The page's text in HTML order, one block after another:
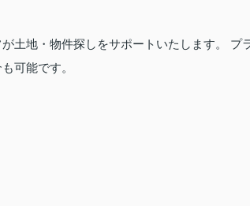
土地・物件探しをサポートいたします。 プ
可能です。